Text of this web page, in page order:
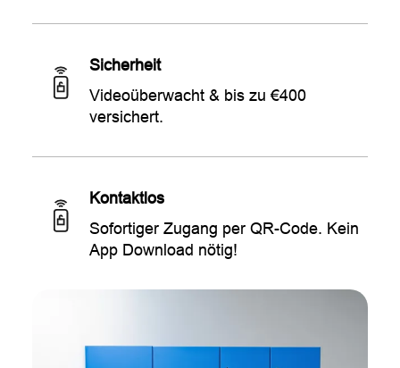
Sicherheit
Videoüberwacht & bis zu €400
versichert.
Kontaktlos
Sofortiger Zugang per QR-Code. Kein
App Download nötig!